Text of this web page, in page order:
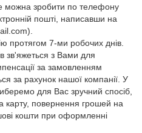
можна зробити по телефону
пошті, написавши на
протягом 7-ми робочих днів.
зв'яжеться з Вами для
за замовленням
за рахунок нашої компанії. У
для Вас зручний спосіб,
повернення грошей на
кошти при оформленні